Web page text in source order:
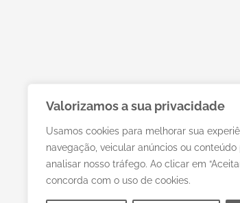
Valorizamos a sua privacidade
Usamos cookies para melhorar sua
navegação, veicular anúncios ou
analisar nosso tráfego. Ao clicar em
concorda com o uso de cookies.